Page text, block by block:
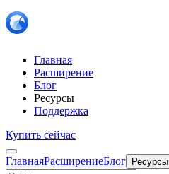
Главная
Расширение
Блог
Ресурсы
Поддержка
Купить сейчас
ГлавнаяРасширениеБлог Ресурсы